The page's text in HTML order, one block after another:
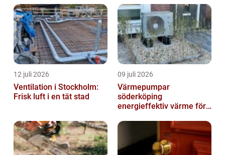
12 juli 2026
Ventilation i Stockholm:
Frisk luft i en tät stad
09 juli 2026
Värmepumpar
söderköping
energieffektiv värme för